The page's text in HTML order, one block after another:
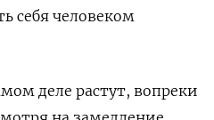
себя человеком
деле растут, вопреки